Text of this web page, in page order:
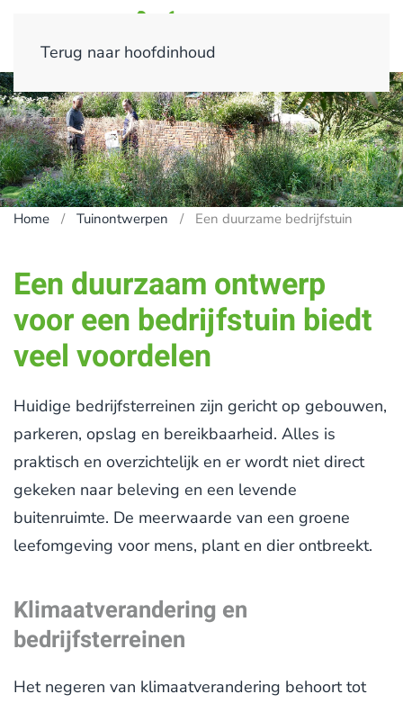
Terug naar hoofdinhoud
Home Tuinontwerpen Een duurzame bedrijfstuin
Een duurzaam ontwerp
voor een bedrijfstuin biedt
veel voordelen
Huidige bedrijfsterreinen zijn gericht op gebouwen,
parkeren, opslag en bereikbaarheid. Alles is
praktisch en overzichtelijk en er wordt niet direct
gekeken naar beleving en een levende
buitenruimte. De meerwaarde van een groene
leefomgeving voor mens, plant en dier ontbreekt.
Klimaatverandering en
bedrijfsterreinen
Het negeren van klimaatverandering behoort tot